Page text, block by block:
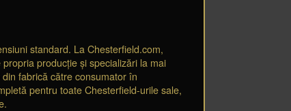
standard. La Chesterfield.com,
producție și specializări la mai
fabrică către consumator în
pentru toate Chesterfield-urile sale,